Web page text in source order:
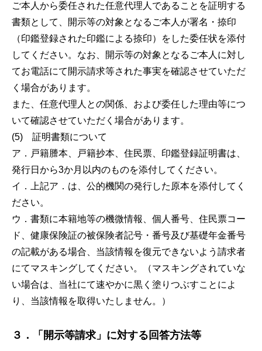
ご本人から委任された任意代理人であることを証明する
書類として、開示等の対象となるご本人が署名・捺印
（印鑑登録された印鑑による捺印）をした委任状を添付
してください。なお、開示等の対象となるご本人に対し
てお電話にて開示請求等された事実を確認させていただ
く場合があります。
また、任意代理人との関係、および委任した理由等につ
いて確認させていただく場合があります。
(5) 証明書類について
ア．戸籍謄本、戸籍抄本、住民票、印鑑登録証明書は、
発行日から3か月以内のものを添付してください。
イ．上記ア．は、公的機関の発行した原本を添付してく
ださい。
ウ．書類に本籍地等の機微情報、個人番号、住民票コー
ド、健康保険証の被保険者記号・番号及び基礎年金番号
の記載がある場合、当該情報を復元できないよう請求者
にてマスキングしてください。（マスキングされていな
い場合は、当社にて速やかに黒く塗りつぶすことによ
り、当該情報を取得いたしません。）
３．「開示等請求」に対する回答方法等